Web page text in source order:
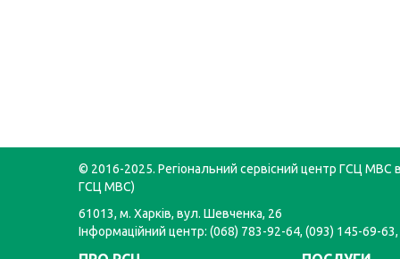
© 2016-2025. Регіональний сервісний центр ГСЦ МВС в
ГСЦ МВС)
61013, м. Харків, вул. Шевченка, 26
Інформаційний центр: (068) 783-92-64, (093) 145-69-